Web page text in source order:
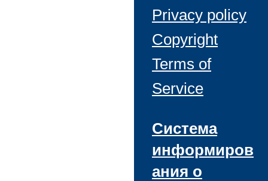
Privacy policy
Copyright
Terms of
Service
Система
информиров
ания о